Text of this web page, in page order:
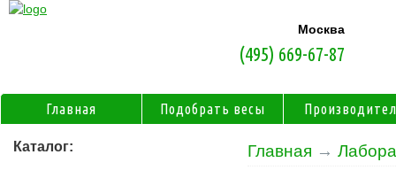
Главная →
Каталог:
Москва
(495) 669-67-87
Главная Подобрать весы